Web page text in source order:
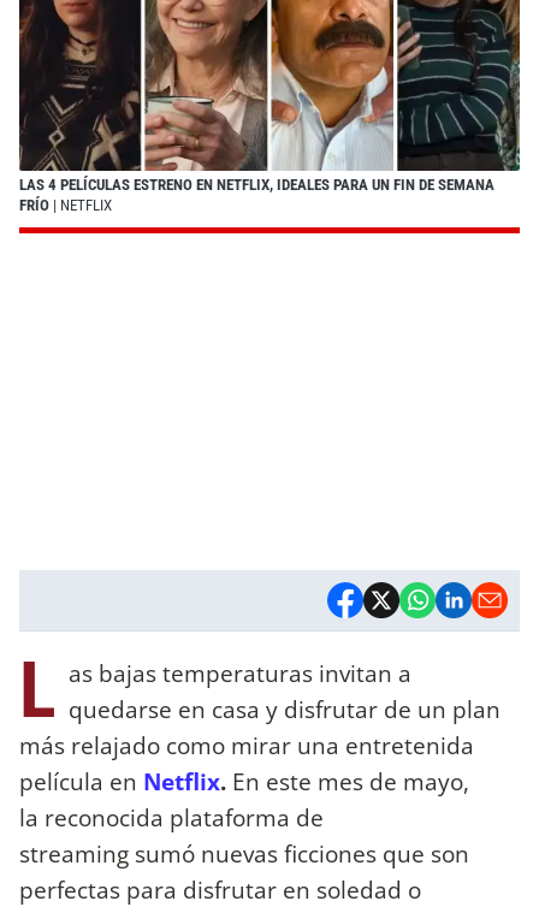
LAS 4 PELÍCULAS ESTRENO EN NETFLIX, IDEALES PARA UN FIN DE SEMANA
FRÍO | NETFLIX
L as bajas temperaturas invitan a
quedarse en casa y disfrutar de un plan
más relajado como mirar una entretenida
película en Netflix. En este mes de mayo,
la reconocida plataforma de
streaming sumó nuevas ficciones que son
perfectas para disfrutar en soledad o